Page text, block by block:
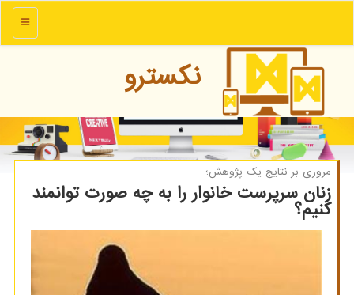
منو
نكسترو
مروری بر نتایج یك پژوهش؛
زنان سرپرست خانوار را به چه صورت توانمند
كنیم؟